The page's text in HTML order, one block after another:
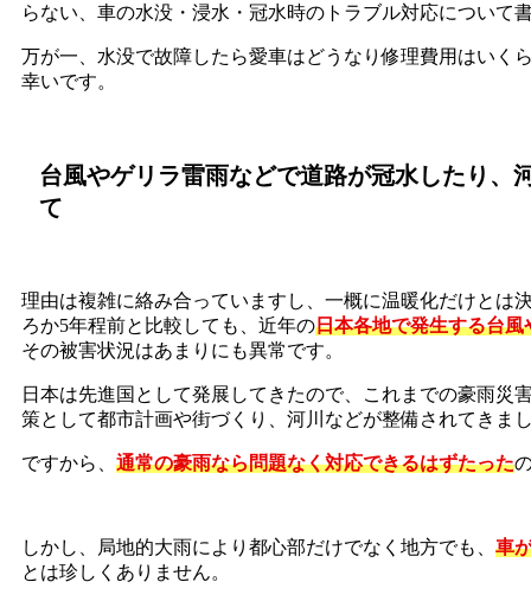
らない、車の水没・浸水・冠水時のトラブル対応について
万が一、水没で故障したら愛車はどうなり修理費用はいく
幸いです。
台風やゲリラ雷雨などで道路が冠水したり、
て
理由は複雑に絡み合っていますし、一概に温暖化だけとは
ろか5年程前と比較しても、近年の日本各地で発生する台
その被害状況はあまりにも異常です。
日本は先進国として発展してきたので、これまでの豪雨災
策として都市計画や街づくり、河川などが整備されてきま
ですから、 通常の豪雨なら問題なく対応できるはずたった
しかし、局地的大雨により都心部だけでなく地方でも、 車
とは珍しくありません。